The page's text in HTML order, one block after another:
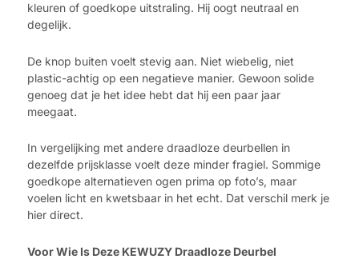
kleuren of goedkope uitstraling. Hij oogt neutraal en
degelijk.
De knop buiten voelt stevig aan. Niet wiebelig, niet
plastic-achtig op een negatieve manier. Gewoon solide
genoeg dat je het idee hebt dat hij een paar jaar
meegaat.
In vergelijking met andere draadloze deurbellen in
dezelfde prijsklasse voelt deze minder fragiel. Sommige
goedkope alternatieven ogen prima op foto’s, maar
voelen licht en kwetsbaar in het echt. Dat verschil merk je
hier direct.
Voor Wie Is Deze KEWUZY Draadloze Deurbel